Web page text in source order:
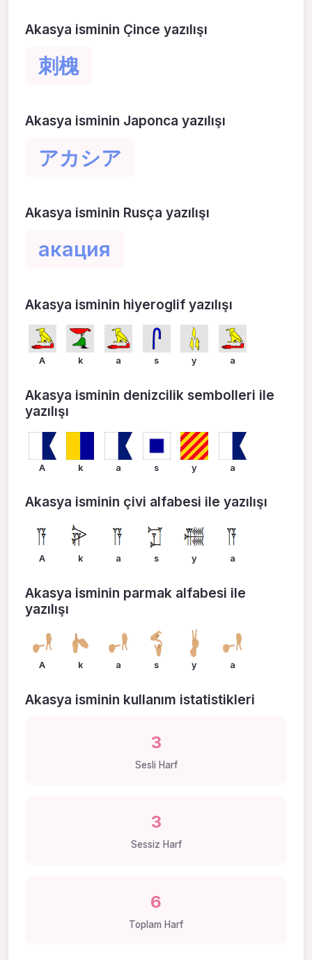
Akasya isminin Çince yazılışı
刺槐
Akasya isminin Japonca yazılışı
アカシア
Akasya isminin Rusça yazılışı
акация
Akasya isminin hiyeroglif yazılışı
A k a s y a
Akasya isminin denizcilik sembolleri ile
yazılışı
A k a s y a
Akasya isminin çivi alfabesi ile yazılışı
A k a s y a
Akasya isminin parmak alfabesi ile
yazılışı
A k a s y a
Akasya isminin kullanım istatistikleri
3
Sesli Harf
3
Sessiz Harf
6
Toplam Harf